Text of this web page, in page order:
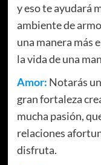
y eso te ayudará
ambiente de
una manera más
la vida de una
Amor: Notarás
gran fortaleza
mucha pasión,
relaciones
disfruta.